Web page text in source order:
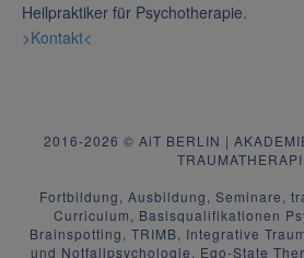
Heilpraktiker für Psychotherapie.
>Kontakt<
2016-2026 © AiT BERLIN |
Fortbildung, Ausbildung, Seminare,
Curriculum, Basisqualifikationen
Brainspotting, TRIMB, Integrative
und Notfallpsychologie, Ego-State